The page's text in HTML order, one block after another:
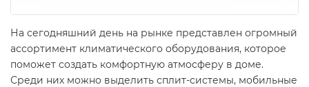
На сегодняшний день на рынке представлен огромный
ассортимент климатического оборудования, которое
поможет создать комфортную атмосферу в доме.
Среди них можно выделить сплит-системы, мобильные